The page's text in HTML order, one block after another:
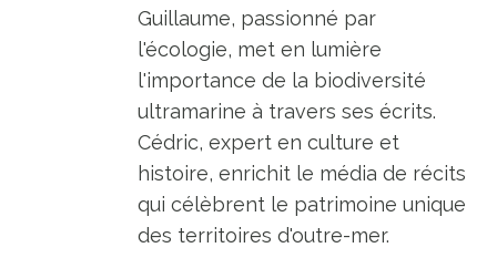
Guillaume, passionné par
l'écologie, met en lumière
l'importance de la biodiversité
ultramarine à travers ses écrits.
Cédric, expert en culture et
histoire, enrichit le média de récits
qui célèbrent le patrimoine unique
des territoires d'outre-mer.